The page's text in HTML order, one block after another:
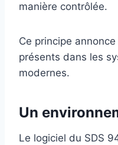
manière contrôlée.
Ce principe annonce
présents dans les
modernes.
Un
Le logiciel du SDS